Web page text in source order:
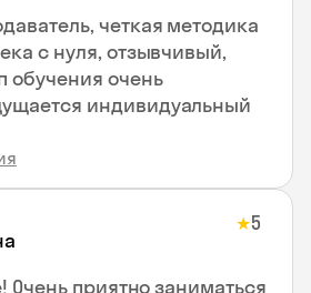
четкая методика
с нуля, отзывчивый,
обучения очень
индивидуальный
★5
Очень приятно заниматься